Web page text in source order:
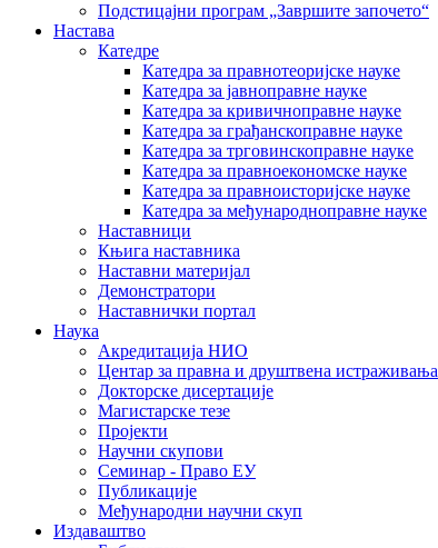
Подстицајни програм „Завршите започето“
Настава
Катедре
Катедра за правнотеоријске науке
Катедра за јавноправне науке
Катедра за кривичноправне науке
Катедра за грађанскоправне науке
Катедра за трговинскоправне науке
Катедра за правноекономске науке
Катедра за правноисторијске науке
Катедра за међународноправне науке
Наставници
Књига наставника
Наставни материјал
Демонстратори
Наставнички портал
Наука
Акредитација НИО
Центар за правна и друштвена истраживања
Докторске дисертације
Магистарске тезе
Пројекти
Научни скупови
Семинар - Право ЕУ
Публикације
Међународни научни скуп
Издаваштво